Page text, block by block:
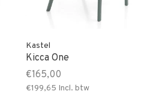
Kastel
Kicca One
€165,00
€199,65 Incl. btw